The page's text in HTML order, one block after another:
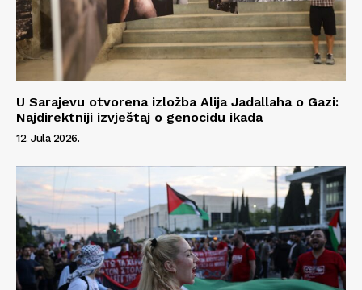
U Sarajevu otvorena izložba Alija Jadallaha o Gazi:
Najdirektniji izvještaj o genocidu ikada
12. Jula 2026.